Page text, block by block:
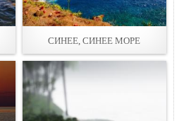
СИНЕЕ, СИНЕЕ МОРЕ